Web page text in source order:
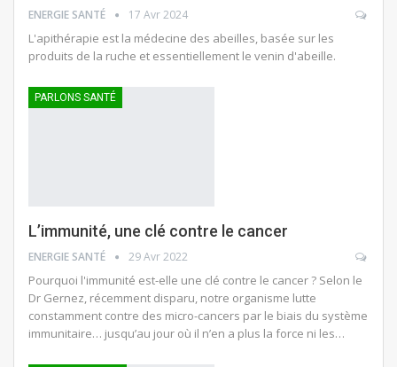
ENERGIE SANTÉ 17 Avr 2024
L'apithérapie est la médecine des abeilles, basée sur les
produits de la ruche et essentiellement le venin d'abeille.
PARLONS SANTÉ
L’immunité, une clé contre le cancer
ENERGIE SANTÉ 29 Avr 2022
Pourquoi l'immunité est-elle une clé contre le cancer ? Selon le
Dr Gernez, récemment disparu, notre organisme lutte
constamment contre des micro-cancers par le biais du système
immunitaire… jusqu’au jour où il n’en a plus la force ni les…